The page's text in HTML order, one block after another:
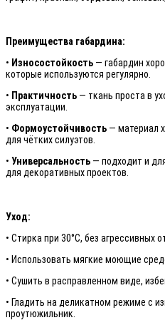
Преимущества габардина:
• Износостойкость — габардин
которые используются регулярно.
• Практичность — ткань проста в
эксплуатации.
• Формоустойчивость — материал
для чётких силуэтов.
• Универсальность — подходит и
для декоративных проектов.
Уход:
• Стирка при 30°C, без агрессивных
• Использовать мягкие моющие
• Сушить в расправленном виде,
• Гладить на деликатном режиме с
проутюжильник.